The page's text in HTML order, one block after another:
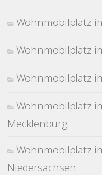
Wohnmobilplatz
Wohnmobilplatz
Wohnmobilplatz
Wohnmobilplatz
Mecklenburg
Wohnmobilplatz
Niedersachsen